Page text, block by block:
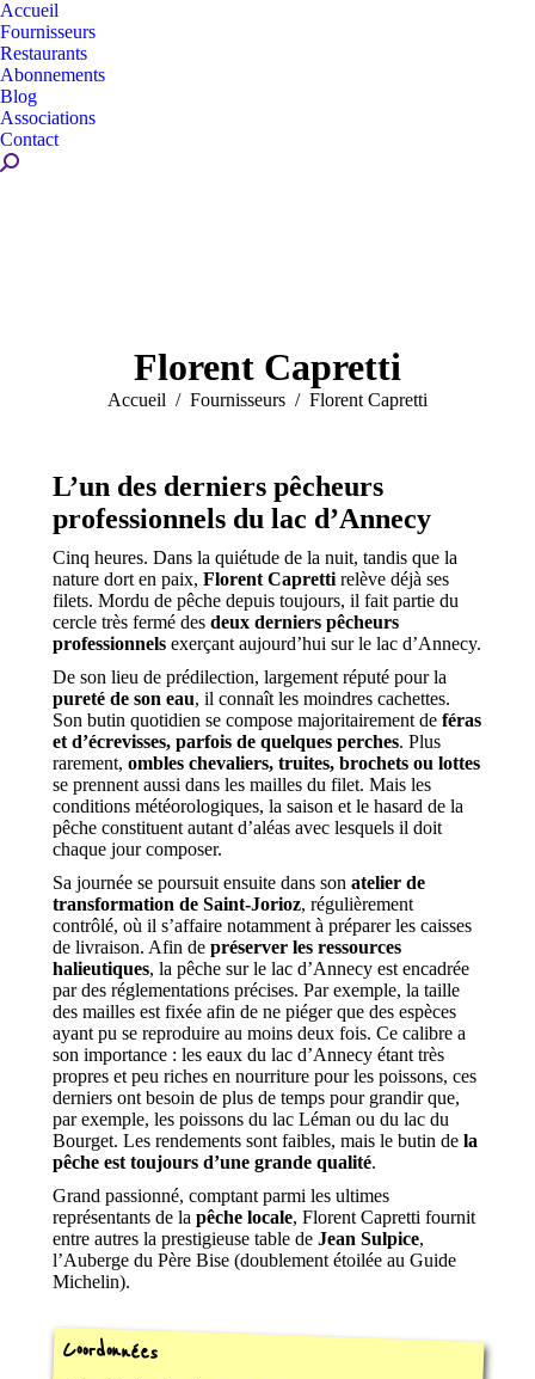
Accueil
Fournisseurs
Restaurants
Abonnements
Blog
Associations
Contact
Recherche
Florent Capretti
Vous êtes ici :
Accueil Fournisseurs Florent Capretti
L’un des derniers pêcheurs
professionnels du lac d’Annecy
Cinq heures. Dans la quiétude de la nuit, tandis que la
nature dort en paix, Florent Capretti relève déjà ses
filets. Mordu de pêche depuis toujours, il fait partie du
cercle très fermé des deux derniers pêcheurs
professionnels exerçant aujourd’hui sur le lac d’Annecy.
De son lieu de prédilection, largement réputé pour la
pureté de son eau, il connaît les moindres cachettes.
Son butin quotidien se compose majoritairement de féras
et d’écrevisses, parfois de quelques perches. Plus
rarement, ombles chevaliers, truites, brochets ou lottes
se prennent aussi dans les mailles du filet. Mais les
conditions météorologiques, la saison et le hasard de la
pêche constituent autant d’aléas avec lesquels il doit
chaque jour composer.
Sa journée se poursuit ensuite dans son atelier de
transformation de Saint-Jorioz, régulièrement
contrôlé, où il s’affaire notamment à préparer les caisses
de livraison. Afin de préserver les ressources
halieutiques, la pêche sur le lac d’Annecy est encadrée
par des réglementations précises. Par exemple, la taille
des mailles est fixée afin de ne piéger que des espèces
ayant pu se reproduire au moins deux fois. Ce calibre a
son importance : les eaux du lac d’Annecy étant très
propres et peu riches en nourriture pour les poissons, ces
derniers ont besoin de plus de temps pour grandir que,
par exemple, les poissons du lac Léman ou du lac du
Bourget. Les rendements sont faibles, mais le butin de la
pêche est toujours d’une grande qualité.
Grand passionné, comptant parmi les ultimes
représentants de la pêche locale, Florent Capretti fournit
entre autres la prestigieuse table de Jean Sulpice,
l’Auberge du Père Bise (doublement étoilée au Guide
Michelin).
Coordonnées